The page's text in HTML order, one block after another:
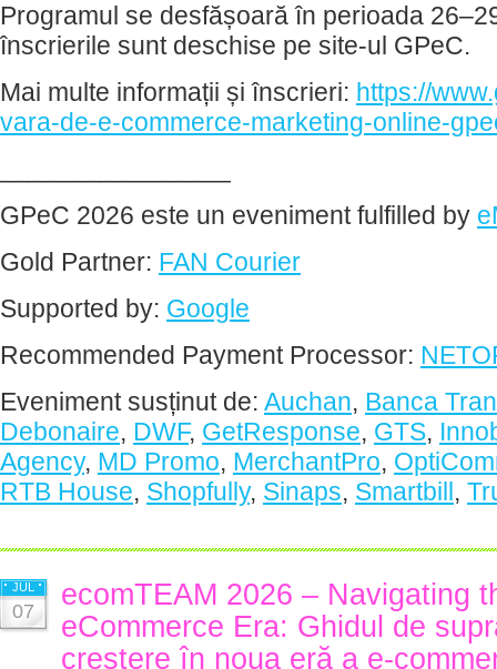
Programul se desfășoară în perioada
înscrierile sunt deschise pe site-ul GPeC.
Mai multe informații și înscrieri: https://
vara-de-e-commerce-marketing-online-
GPeC 2026 este un eveniment fulfilled by
Gold Partner: FAN Courier
Supported by: Google
Recommended Payment Processor:
Eveniment susținut de: Auchan, Banca
Debonaire, DWF, GetResponse, GTS,
Agency, MD Promo, MerchantPro,
RTB House, Shopfully, Sinaps, Smartbill,
JUL
07
ecomTEAM 2026 – Navigating
eCommerce Era: Ghidul de
creștere în noua eră a e-